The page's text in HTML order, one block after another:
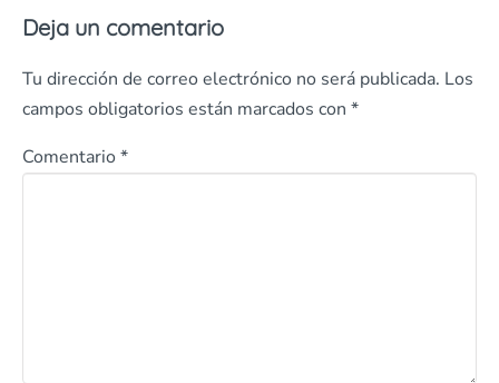
Deja un comentario
Tu dirección de correo electrónico no será publicada. Los
campos obligatorios están marcados con *
Comentario *